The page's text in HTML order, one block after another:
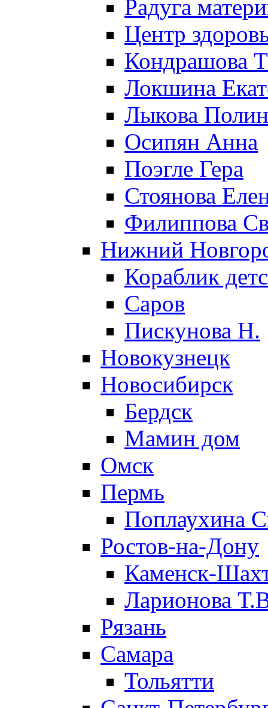
Радуга
Центр
Кондрашова
Локшина
Лыкова
Осипян Анна
Поэгле Гера
Стоянова
Филиппова
Нижний
Кораблик
Саров
Пискунова Н.
Новокузнецк
Новосибирск
Бердск
Мамин дом
Омск
Пермь
Поплаухина
Ростов-на-Дону
Каменск-
Ларионова
Рязань
Самара
Тольятти